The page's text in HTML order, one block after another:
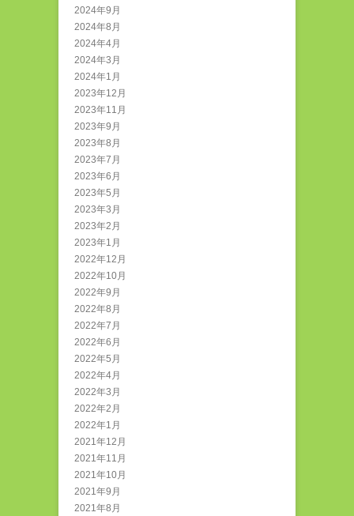
2024年9月
2024年8月
2024年4月
2024年3月
2024年1月
2023年12月
2023年11月
2023年9月
2023年8月
2023年7月
2023年6月
2023年5月
2023年3月
2023年2月
2023年1月
2022年12月
2022年10月
2022年9月
2022年8月
2022年7月
2022年6月
2022年5月
2022年4月
2022年3月
2022年2月
2022年1月
2021年12月
2021年11月
2021年10月
2021年9月
2021年8月